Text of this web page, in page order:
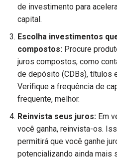
de investimento para
capital.
Escolha investimentos
compostos: Procure
juros compostos, como
de depósito (CDBs), títulos
Verifique a frequência de
frequente, melhor.
Reinvista seus juros: Em
você ganha, reinvista-os.
permitirá que você ganhe
potencializando ainda mais